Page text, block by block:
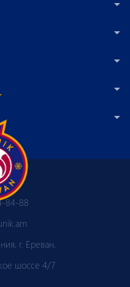
84-88
г. Ереван,
шоссе 4/7